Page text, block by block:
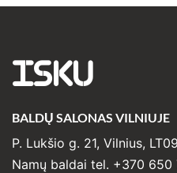
ISKU
BALDŲ SALONAS VILNIUJE
P. Lukšio g. 21, Vilnius,
Namų baldai tel. +370